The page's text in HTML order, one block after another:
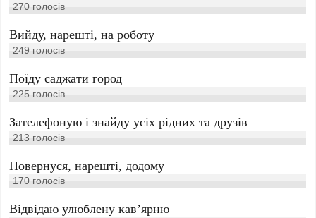
270 голосів
Вийду, нарешті, на роботу
249 голосів
Поїду саджати город
225 голосів
Зателефоную і знайду усіх рідних та друзів
213 голосів
Повернуся, нарешті, додому
170 голосів
Відвідаю улюблену кав’ярню